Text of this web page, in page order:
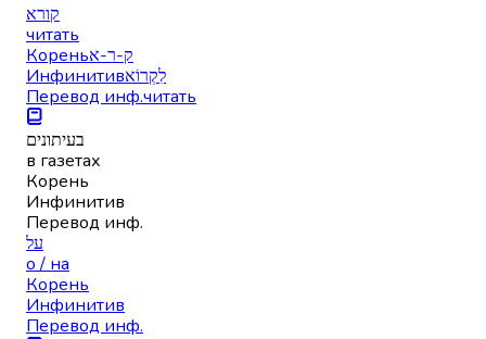
קורא
читать
Кореньק-ר-א
Инфинитивלִקְרוֹא
Перевод инф.читать
בעיתונים
в газетах
Корень
Инфинитив
Перевод инф.
על
о / на
Корень
Инфинитив
Перевод инф.